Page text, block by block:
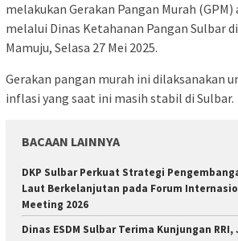
melakukan Gerakan Pangan Murah
melalui Dinas Ketahanan Pangan Sulbar
Mamuju, Selasa 27 Mei 2025.
Gerakan pangan murah ini dilaksanakan
inflasi yang saat ini masih stabil di Sulbar.
BACAAN LAINNYA
DKP Sulbar Perkuat Strategi
Laut Berkelanjutan pada Forum
Meeting 2026
Dinas ESDM Sulbar Terima Kunjungan RRI,